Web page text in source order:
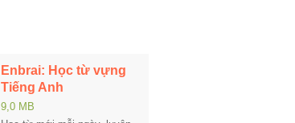
Enbrai: Học từ vựng
Tiếng Anh
9,0 MB